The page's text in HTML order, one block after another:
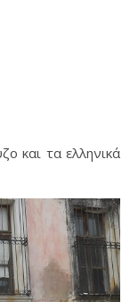
και τα ελληνικά